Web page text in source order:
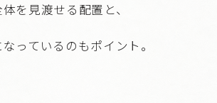
を見渡せる配置と、
っているのもポイント。